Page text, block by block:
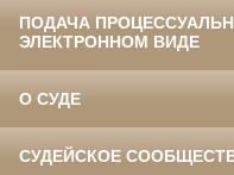
ПОДАЧА
ЭЛЕКТРОННОМ ВИДЕ
О СУДЕ
СУДЕЙСКОЕ